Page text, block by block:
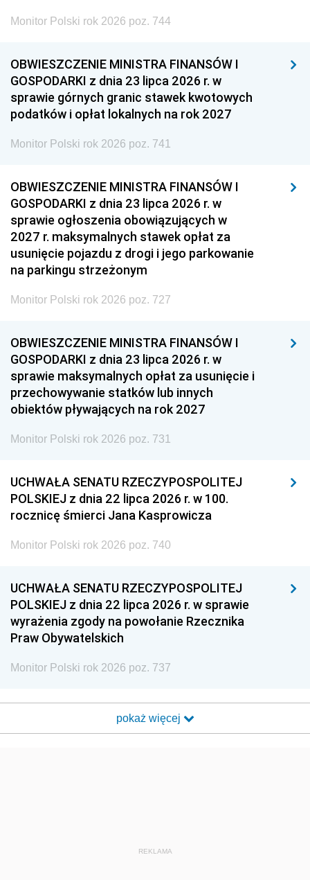
Monitor Polski rok 2026 poz. 744
OBWIESZCZENIE MINISTRA FINANSÓW I
GOSPODARKI z dnia 23 lipca 2026 r. w
sprawie górnych granic stawek kwotowych
podatków i opłat lokalnych na rok 2027
Monitor Polski rok 2026 poz. 741
OBWIESZCZENIE MINISTRA FINANSÓW I
GOSPODARKI z dnia 23 lipca 2026 r. w
sprawie ogłoszenia obowiązujących w
2027 r. maksymalnych stawek opłat za
usunięcie pojazdu z drogi i jego parkowanie
na parkingu strzeżonym
Monitor Polski rok 2026 poz. 727
OBWIESZCZENIE MINISTRA FINANSÓW I
GOSPODARKI z dnia 23 lipca 2026 r. w
sprawie maksymalnych opłat za usunięcie i
przechowywanie statków lub innych
obiektów pływających na rok 2027
Monitor Polski rok 2026 poz. 731
UCHWAŁA SENATU RZECZYPOSPOLITEJ
POLSKIEJ z dnia 22 lipca 2026 r. w 100.
rocznicę śmierci Jana Kasprowicza
Monitor Polski rok 2026 poz. 740
UCHWAŁA SENATU RZECZYPOSPOLITEJ
POLSKIEJ z dnia 22 lipca 2026 r. w sprawie
wyrażenia zgody na powołanie Rzecznika
Praw Obywatelskich
Monitor Polski rok 2026 poz. 737
pokaż więcej
REKLAMA